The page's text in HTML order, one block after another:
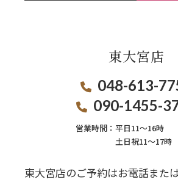
東大宮店
048-613-
090-1455-
営業時間： 平日11〜16時
土日祝11〜17時
東大宮店のご予約はお電話また